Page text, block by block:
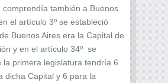
comprendía también a Buenos
el artículo 3º se estableció
Buenos Aires era la Capital de
y en el artículo 34º se
la primera legislatura tendría 6
dicha Capital y 6 para la